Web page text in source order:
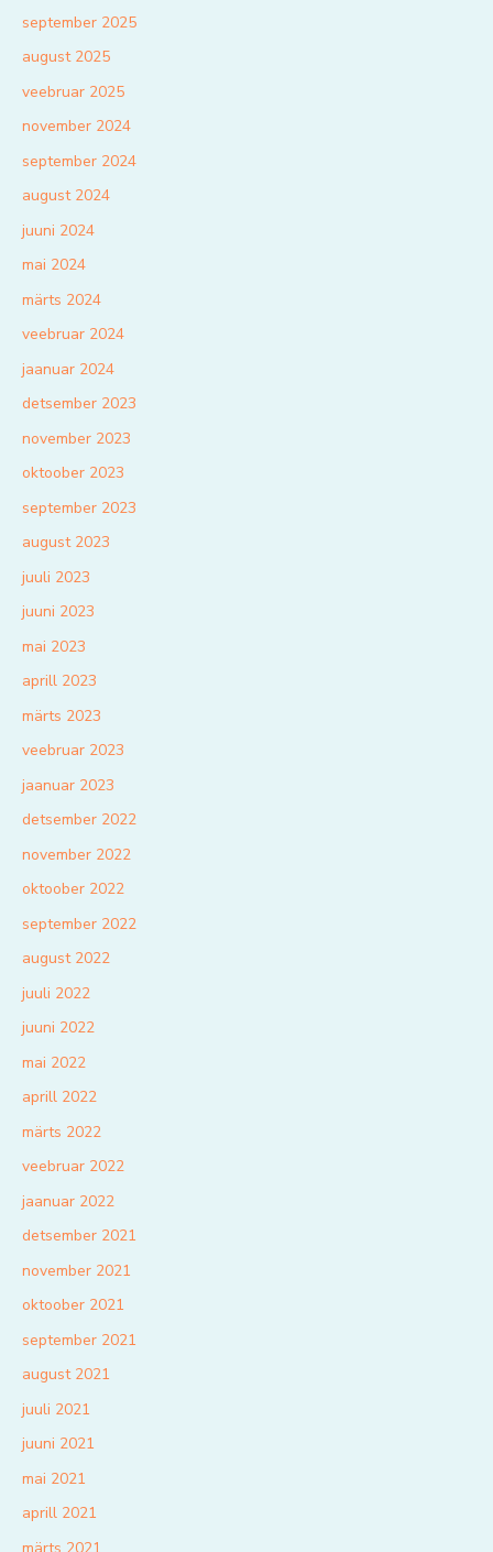
september 2025
august 2025
veebruar 2025
november 2024
september 2024
august 2024
juuni 2024
mai 2024
märts 2024
veebruar 2024
jaanuar 2024
detsember 2023
november 2023
oktoober 2023
september 2023
august 2023
juuli 2023
juuni 2023
mai 2023
aprill 2023
märts 2023
veebruar 2023
jaanuar 2023
detsember 2022
november 2022
oktoober 2022
september 2022
august 2022
juuli 2022
juuni 2022
mai 2022
aprill 2022
märts 2022
veebruar 2022
jaanuar 2022
detsember 2021
november 2021
oktoober 2021
september 2021
august 2021
juuli 2021
juuni 2021
mai 2021
aprill 2021